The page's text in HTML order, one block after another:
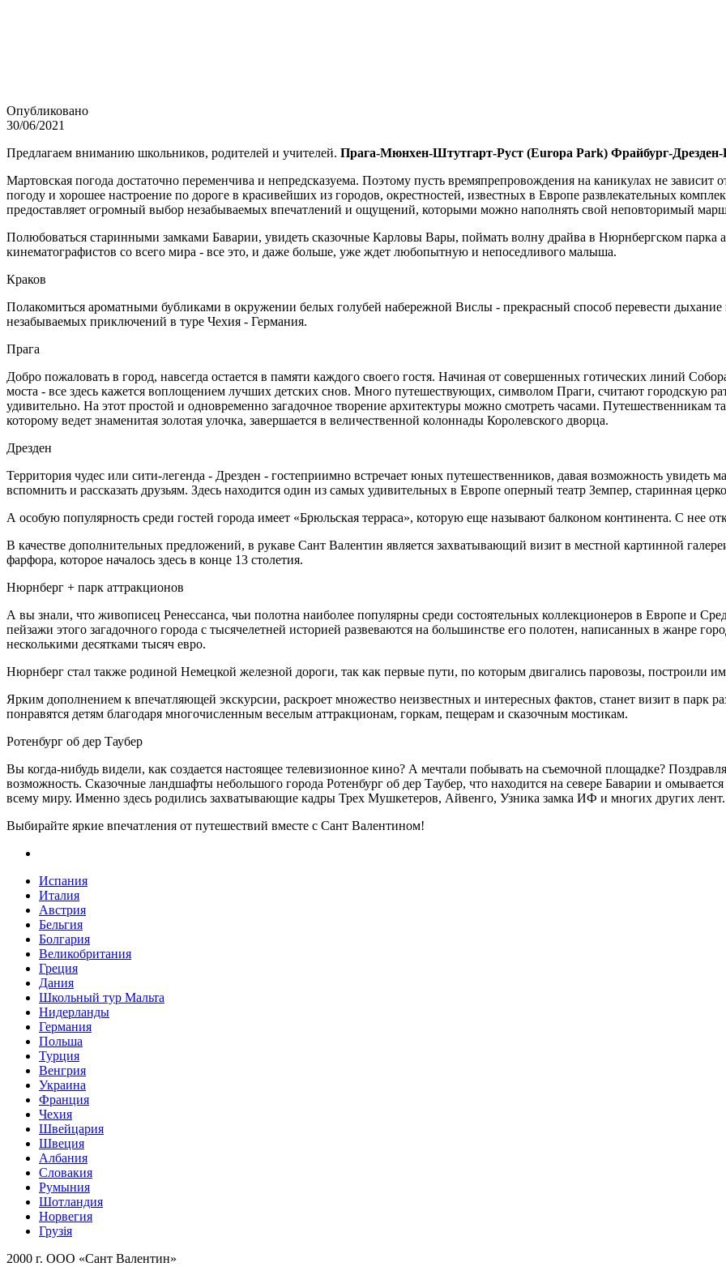
Опубликовано
30/06/2021
Предлагаем вниманию школьников, родителей и учителей. Прага-Мюнхен-Штутгарт-Руст (Europa Park) Фрайбург-
Мартовская погода достаточно переменчива и непредсказуема. Поэтому пусть времяпрепровождения на каникулах не зависит
погоду и хорошее настроение по дороге в красивейших из городов, окрестностей, известных в Европе развлекательных
предоставляет огромный выбор незабываемых впечатлений и ощущений, которыми можно наполнять свой неповторимый
Полюбоваться старинными замками Баварии, увидеть сказочные Карловы Вары, поймать волну драйва в Нюрнбергском парка
кинематографистов со всего мира - все это, и даже больше, уже ждет любопытную и непоседливого малыша.
Краков
Полакомиться ароматными бубликами в окружении белых голубей набережной Вислы - прекрасный способ перевести дыхание
незабываемых приключений в туре Чехия - Германия.
Прага
Добро пожаловать в город, навсегда остается в памяти каждого своего гостя. Начиная от совершенных готических линий
моста - все здесь кажется воплощением лучших детских снов. Много путешествующих, символом Праги, считают городскую
удивительно. На этот простой и одновременно загадочное творение архитектуры можно смотреть часами. Путешественникам
которому ведет знаменитая золотая улочка, завершается в величественной колоннады Королевского дворца.
Дрезден
Территория чудес или сити-легенда - Дрезден - гостеприимно встречает юных путешественников, давая возможность увидеть
вспомнить и рассказать друзьям. Здесь находится один из самых удивительных в Европе оперный театр Земпер, старинная
А особую популярность среди гостей города имеет «Брюльская терраса», которую еще называют балконом континента. С нее
В качестве дополнительных предложений, в рукаве Сант Валентин является захватывающий визит в местной картинной
фарфора, которое началось здесь в конце 13 столетия.
Нюрнберг + парк аттракционов
А вы знали, что живописец Ренессанса, чьи полотна наиболее популярны среди состоятельных коллекционеров в Европе и
пейзажи этого загадочного города с тысячелетней историей развеваются на большинстве его полотен, написанных в жанре
несколькими десятками тысяч евро.
Нюрнберг стал также родиной Немецкой железной дороги, так как первые пути, по которым двигались паровозы, построили
Ярким дополнением к впечатляющей экскурсии, раскроет множество неизвестных и интересных фактов, станет визит в парк
понравятся детям благодаря многочисленным веселым аттракционам, горкам, пещерам и сказочным мостикам.
Ротенбург об дер Таубер
Вы когда-нибудь видели, как создается настоящее телевизионное кино? А мечтали побывать на съемочной площадке?
возможность. Сказочные ландшафты небольшого города Ротенбург об дер Таубер, что находится на севере Баварии и
всему миру. Именно здесь родились захватывающие кадры Трех Мушкетеров, Айвенго, Узника замка ИФ и многих других лент.
Выбирайте яркие впечатления от путешествий вместе с Сант Валентином!
Испания
Италия
Австрия
Бельгия
Болгария
Великобритания
Греция
Дания
Школьный тур Мальта
Нидерланды
Германия
Польша
Турция
Венгрия
Украина
Франция
Чехия
Швейцария
Швеция
Албания
Словакия
Румыния
Шотландия
Норвегия
Грузія
2000 г. ООО «Сант Валентин»